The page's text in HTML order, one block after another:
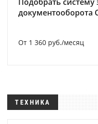
документооборота
От 1 360 руб./месяц
ТЕХНИКА